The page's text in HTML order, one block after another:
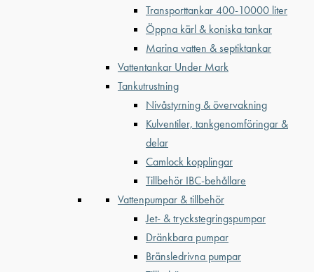
Transporttankar 400-10000 liter
Öppna kärl & koniska tankar
Marina vatten & septiktankar
Vattentankar Under Mark
Tankutrustning
Nivåstyrning & övervakning
Kulventiler, tankgenomföringar &
delar
Camlock kopplingar
Tillbehör IBC-behållare
Vattenpumpar & tillbehör
Jet- & tryckstegringspumpar
Dränkbara pumpar
Bränsledrivna pumpar